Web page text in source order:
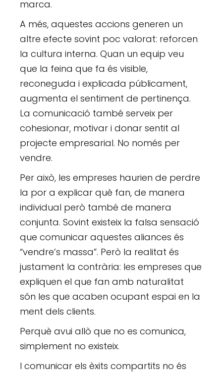
marca.
A més, aquestes accions generen un
altre efecte sovint poc valorat: reforcen
la cultura interna. Quan un equip veu
que la feina que fa és visible,
reconeguda i explicada públicament,
augmenta el sentiment de pertinença.
La comunicació també serveix per
cohesionar, motivar i donar sentit al
projecte empresarial. No només per
vendre.
Per això, les empreses haurien de perdre
la por a explicar què fan, de manera
individual però també de manera
conjunta. Sovint existeix la falsa sensació
que comunicar aquestes aliances és
“vendre’s massa”. Però la realitat és
justament la contrària: les empreses que
expliquen el que fan amb naturalitat
són les que acaben ocupant espai en la
ment dels clients.
Perquè avui allò que no es comunica,
simplement no existeix.
I comunicar els èxits compartits no és